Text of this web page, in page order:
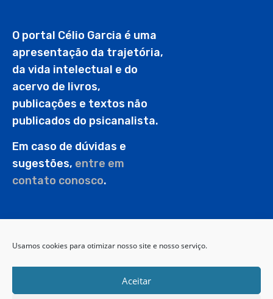
Usamos cookies para otimizar nosso site e nosso serviço.
Aceitar
O portal Célio Garcia é uma
apresentação da trajetória,
da vida intelectual e do
acervo de livros,
publicações e textos não
publicados do psicanalista.
Em caso de dúvidas e
sugestões, entre em
contato conosco.